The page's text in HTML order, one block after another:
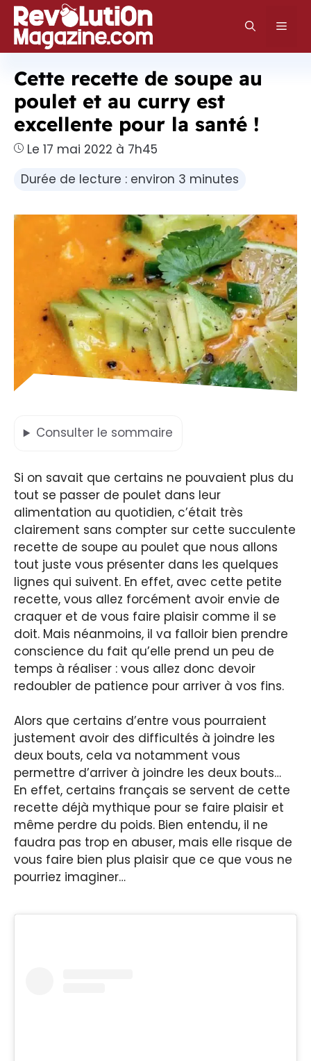
Aller
au
contenu
Cette recette de soupe au
poulet et au curry est
excellente pour la santé !
Le 17 mai 2022 à 7h45
Durée de lecture : environ 3 minutes
Consulter le sommaire
Si on savait que certains ne pouvaient plus du
tout se passer de poulet dans leur
alimentation au quotidien, c’était très
clairement sans compter sur cette succulente
recette de soupe au poulet que nous allons
tout juste vous présenter dans les quelques
lignes qui suivent. En effet, avec cette petite
recette, vous allez forcément avoir envie de
craquer et de vous faire plaisir comme il se
doit. Mais néanmoins, il va falloir bien prendre
conscience du fait qu’elle prend un peu de
temps à réaliser : vous allez donc devoir
redoubler de patience pour arriver à vos fins.
Alors que certains d’entre vous pourraient
justement avoir des difficultés à joindre les
deux bouts, cela va notamment vous
permettre d’arriver à joindre les deux bouts…
En effet, certains français se servent de cette
recette déjà mythique pour se faire plaisir et
même perdre du poids. Bien entendu, il ne
faudra pas trop en abuser, mais elle risque de
vous faire bien plus plaisir que ce que vous ne
pourriez imaginer…